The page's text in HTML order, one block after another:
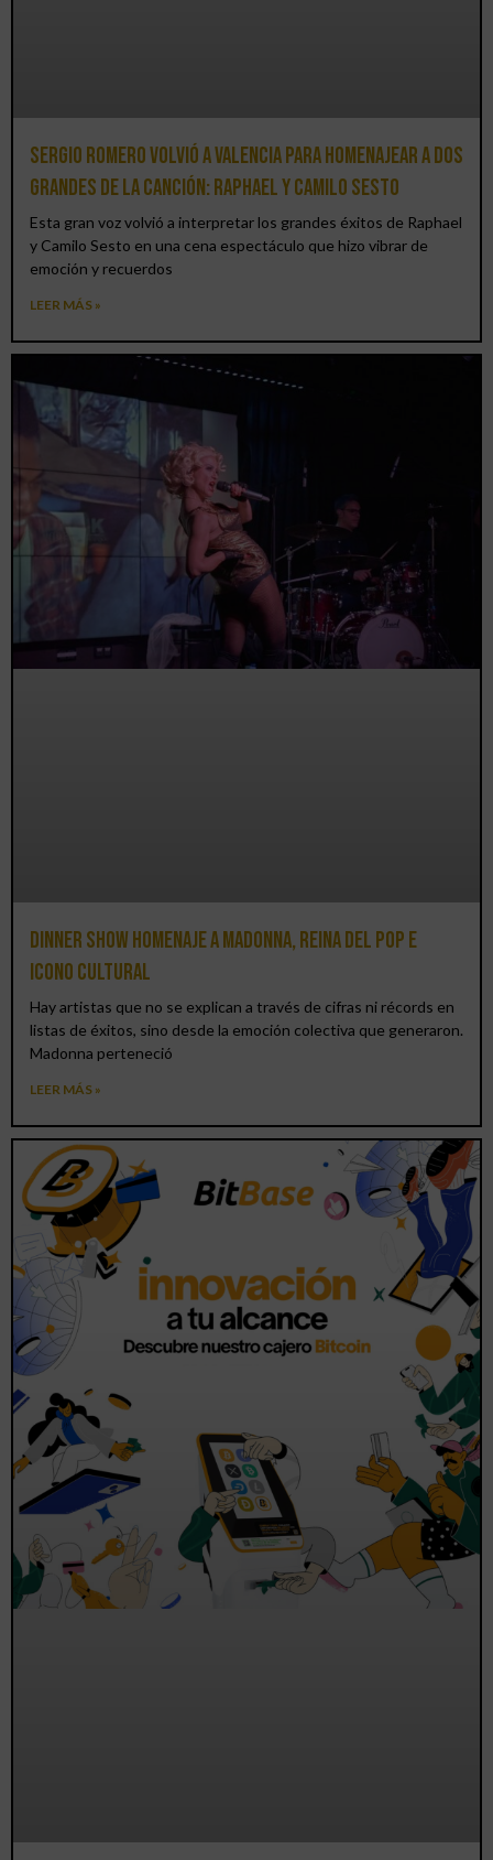
Sergio Romero volvió a Valencia para homenajear a dos
grandes de la canción: Raphael y Camilo Sesto
Esta gran voz volvió a interpretar los grandes éxitos de Raphael
y Camilo Sesto en una cena espectáculo que hizo vibrar de
emoción y recuerdos
LEER MÁS »
Dinner Show homenaje a Madonna, reina del pop e
icono cultural
Hay artistas que no se explican a través de cifras ni récords en
listas de éxitos, sino desde la emoción colectiva que generaron.
Madonna perteneció
LEER MÁS »